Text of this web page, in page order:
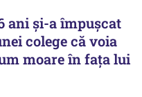
ani și-a împușcat
colege că voia
moare în fața lui